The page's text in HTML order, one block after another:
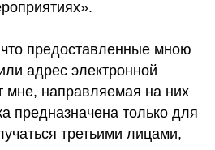
предоставленные мною
адрес электронной
мне, направляемая на них
предназначена только для
третьими лицами,
данных
2026
e-mail
62 46